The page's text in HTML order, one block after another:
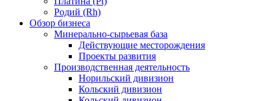
Родий (Rh)
Обзор бизнеса
Минерально-сырьевая база
Действующие месторождения
Проекты развития
Производственная деятельность
Норильский дивизион
Кольский дивизион